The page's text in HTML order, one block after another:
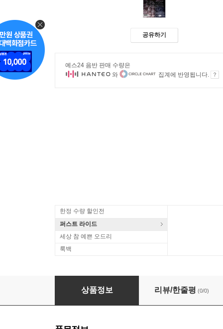
공유하기
예스24 음반 판매 수량은
와
집계에 반영됩니다.
한정 수량 할인전
퍼스트 라이드
세상 참 예쁜 오드리
룩백
Spark / Valer Sabadus 카운터테너가 노래하
상품정보 리뷰/한줄평 (0/0)